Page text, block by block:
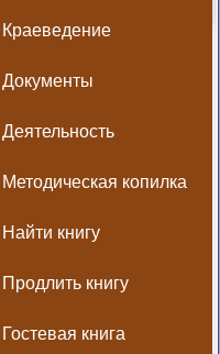
Краеведение
Документы
Деятельность
Методическая копилка
Найти книгу
Продлить книгу
Гостевая книга